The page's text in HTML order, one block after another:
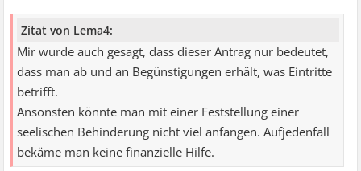
Zitat von Lema4:
Mir wurde auch gesagt, dass dieser Antrag nur bedeutet,
dass man ab und an Begünstigungen erhält, was Eintritte
betrifft.
Ansonsten könnte man mit einer Feststellung einer
seelischen Behinderung nicht viel anfangen. Aufjedenfall
bekäme man keine finanzielle Hilfe.